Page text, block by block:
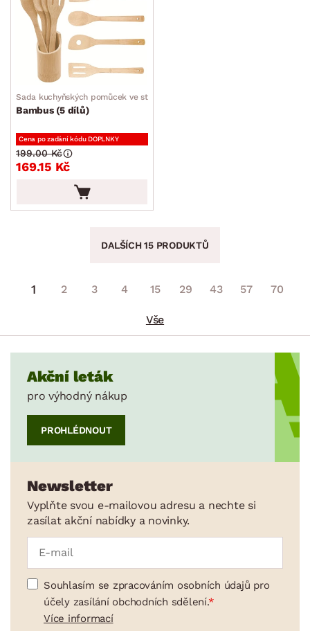
Sada kuchyňských pomůcek ve stojanu
Bambus (5 dílů)
Cena po zadání kódu DOPLNKY
169.15 Kč
199.00 Kč
DALŠÍCH 15 PRODUKTŮ
1 2 3 4 15 29 43 57 70
Vše
Akční leták
pro výhodný nákup
PROHLÉDNOUT
Newsletter
Vyplňte svou e-mailovou adresu a nechte si
zasílat akční nabídky a novinky.
Souhlasím se zpracováním osobních údajů pro
účely zasílání obchodních sdělení.
Více informací